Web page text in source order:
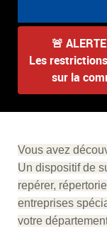
🚨
Les
sur la
Vous avez
Un dispositif de
repérer,
entreprises
votre